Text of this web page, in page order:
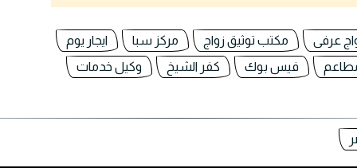
عرفى مكتب توثيق زواج مركز سبا
ايجار يوم
فيس بوك كفر الشيخ وكيل خدمات